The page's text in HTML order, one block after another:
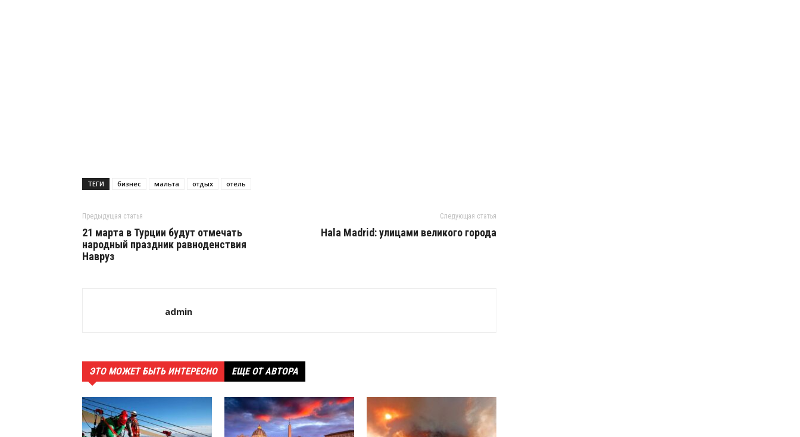
ТЕГИ бизнес мальта отдых отель
Предыдущая статья
21 марта в Турции будут отмечать
народный праздник равноденствия
Навруз
Следующая статья
Hala Madrid: улицами великого города
admin
ЭТО МОЖЕТ БЫТЬ ИНТЕРЕСНО ЕЩЕ ОТ АВТОРА